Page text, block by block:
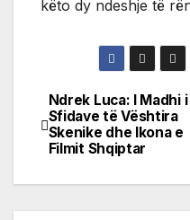
këto dy ndeshje të
Post
navigation
Ndrek Luca: I Madhi i
Sfidave të Vështira
Skenike dhe Ikona e
Filmit Shqiptar